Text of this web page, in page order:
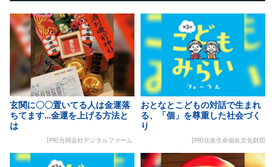
玄関に〇〇置いてる人は金運落
ちてます…金運を上げる方法と
は
[PR]合同会社デジタルファーム
おとなとこどもの対話で生まれ
る、「個」を尊重した社会づく
り
[PR]住友生命福祉文化財団